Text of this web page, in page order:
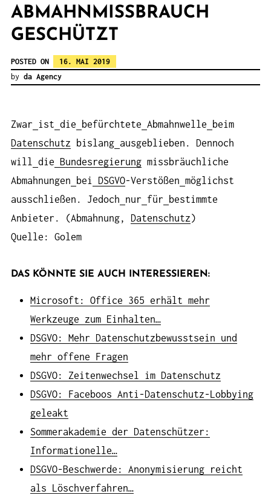
BMAHNMISSBRAUCH G
ESCHÜTZT
POSTED ON
16. MAI 2019
by da Agency
Zwar ist die befürchtete Abmahnwelle
beim
Datenschutz bislang ausgeblieben. Dennoch
will
die Bundesregierung missbräuchliche
Abmahnungen
bei DSGVO-Verstößen möglichst
ausschließen. Jedoch
nur für
bestimmte
Anbieter. (Abmahnung, Datenschutz)
Quelle: Golem
DAS KÖNNTE SIE AUCH INTERESSIEREN:
Microsoft: Office 365 erhält mehr
Werkzeuge zum Einhalten…
DSGVO: Mehr Datenschutzbewusstsein und
mehr offene Fragen
DSGVO: Zeitenwechsel im Datenschutz
DSGVO: Faceboos Anti-Datenschutz-Lobbying
geleakt
Sommerakademie der Datenschützer:
Informationelle…
DSGVO-Beschwerde: Anonymisierung reicht
als Löschverfahren…